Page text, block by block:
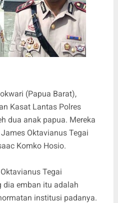
(Papua Barat),
Kasat Lantas Polres
dua anak papua. Mereka
Oktavianus Tegai
Komko Hosio.
Tegai
dia emban itu adalah
institusi padanya.